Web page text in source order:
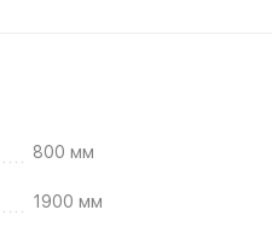
800 мм
1900 мм